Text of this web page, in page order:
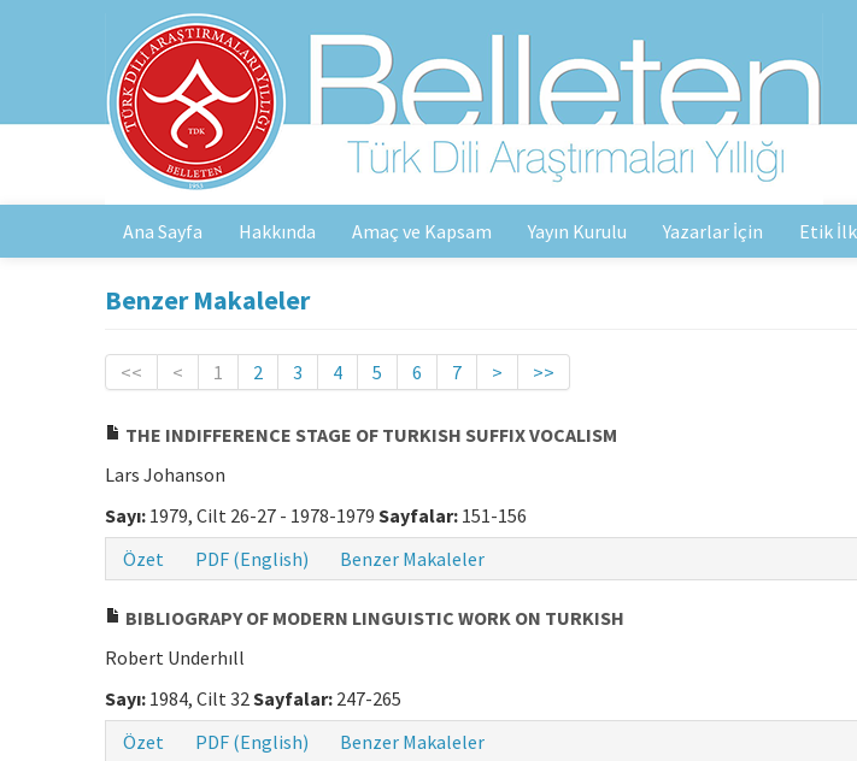
Ana Sayfa Hakkında Amaç ve Kapsam Yayın Kurulu Yazarlar İçin Etik
Benzer Makaleler
<< < 1 2 3 4 5 6 7 > >>
THE INDIFFERENCE STAGE OF TURKISH SUFFIX VOCALISM
Lars Johanson
Sayı: 1979, Cilt 26-27 - 1978-1979 Sayfalar: 151-156
Özet
PDF (English) Benzer Makaleler
BIBLIOGRAPY OF MODERN LINGUISTIC WORK ON TURKISH
Robert Underhıll
Sayı: 1984, Cilt 32Sayfalar: 247-265
Özet
PDF (English) Benzer Makaleler